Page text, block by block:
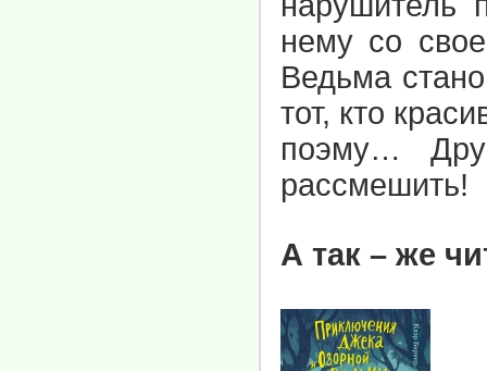
нему со
Ведьма
тот, кто
поэму…
рассмешить!
А так – же